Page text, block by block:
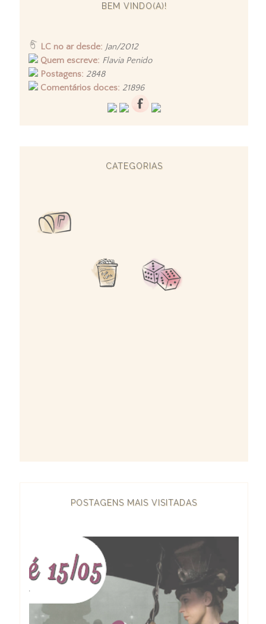
BEM VINDO(A)!
LC no ar desde: Jan/2012
Quem escreve: Flavia Penido
Postagens: 2848
Comentários doces: 21896
CATEGORIAS
POSTAGENS MAIS VISITADAS